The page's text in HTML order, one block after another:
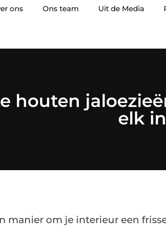
ons Ons team Uit de Media
houten
elk
manier om je interieur een